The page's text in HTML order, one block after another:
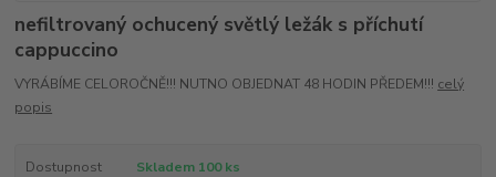
nefiltrovaný ochucený světlý ležák s příchutí
cappuccino
VYRÁBÍME CELOROČNĚ!!! NUTNO OBJEDNAT 48 HODIN PŘEDEM!!! celý
popis
Dostupnost
Skladem 100 ks